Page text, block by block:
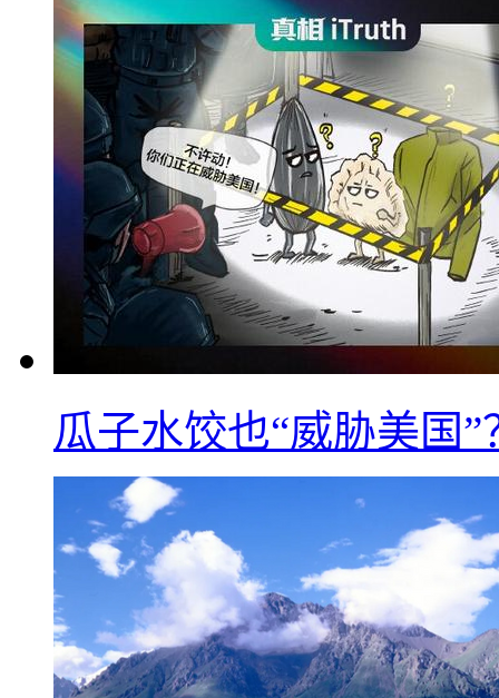
瓜子水饺也“威胁美国”